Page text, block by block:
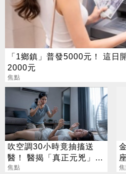
「1鄉鎮」普發5000元！ 這日
2000元
焦點
吹空調30小時竟抽搐送
醫！ 醫揭「真正元兇」：
不是冷氣
焦點